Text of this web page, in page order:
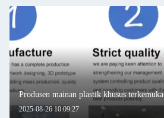
2025-08-26 10:09:27
Produsen mainan plastik khusus terkemuka